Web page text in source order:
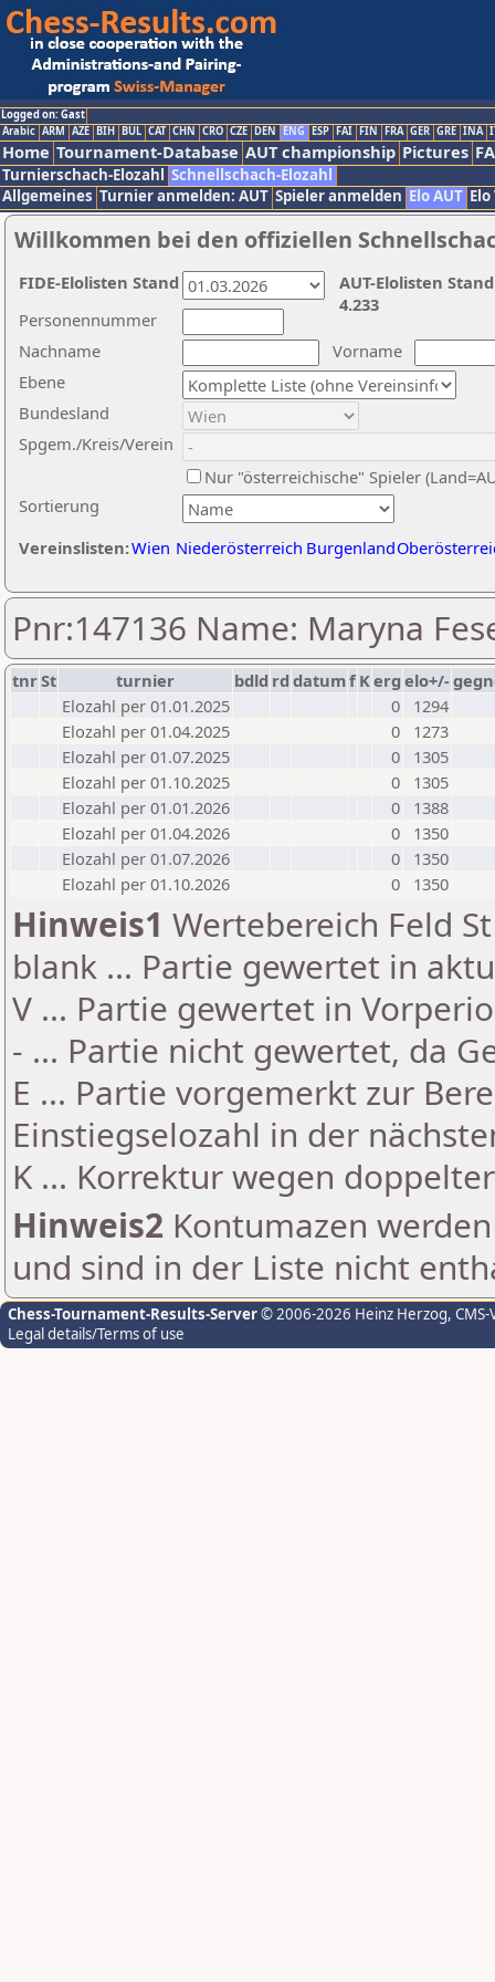
Logged on: Gast
Arabic ARM AZE BIH BUL CAT CHN CRO CZE DEN ENG ESP FAI FIN FRA GER GRE INA
Home Tournament-Database AUT championship Pictures
Turnierschach-Elozahl Schnellschach-Elozahl
Allgemeines Turnier anmelden: AUT Spieler anmelden Elo AUT
Willkommen bei den offiziellen
Nachname
Vorname
Ebene
Sortierung
Personennummer
Bundesland
Spgem./Kreis/Verein
Nur "österreichische" Spieler
Vereinslisten:Wien Niederösterreich Burgenland
AUT-Elolisten
4.233
FIDE-Elolisten Stand
Pnr:147136 Name: Maryna
tnrSt turnier bdld rd datumf Kerg elo+/-
Elozahl per 01.01.2025
0
1294
Elozahl per 01.04.2025
0
1273
Elozahl per 01.07.2025
0
1305
Elozahl per 01.10.2025
0
1305
Elozahl per 01.01.2026
0
1388
Elozahl per 01.04.2026
0
1350
Elozahl per 01.07.2026
0
1350
Elozahl per 01.10.2026
0 1350
Hinweis1 Wertebereich Feld
blank ... Partie gewertet in
V ... Partie gewertet in
- ... Partie nicht gewertet, da
E ... Partie vorgemerkt zur
Einstiegselozahl in der
K ... Korrektur wegen
Hinweis2 Kontumazen
und sind in der Liste nicht
Chess-Tournament-Results-Server© 2006-2026 Heinz Herzog,
Legal details/Terms of use